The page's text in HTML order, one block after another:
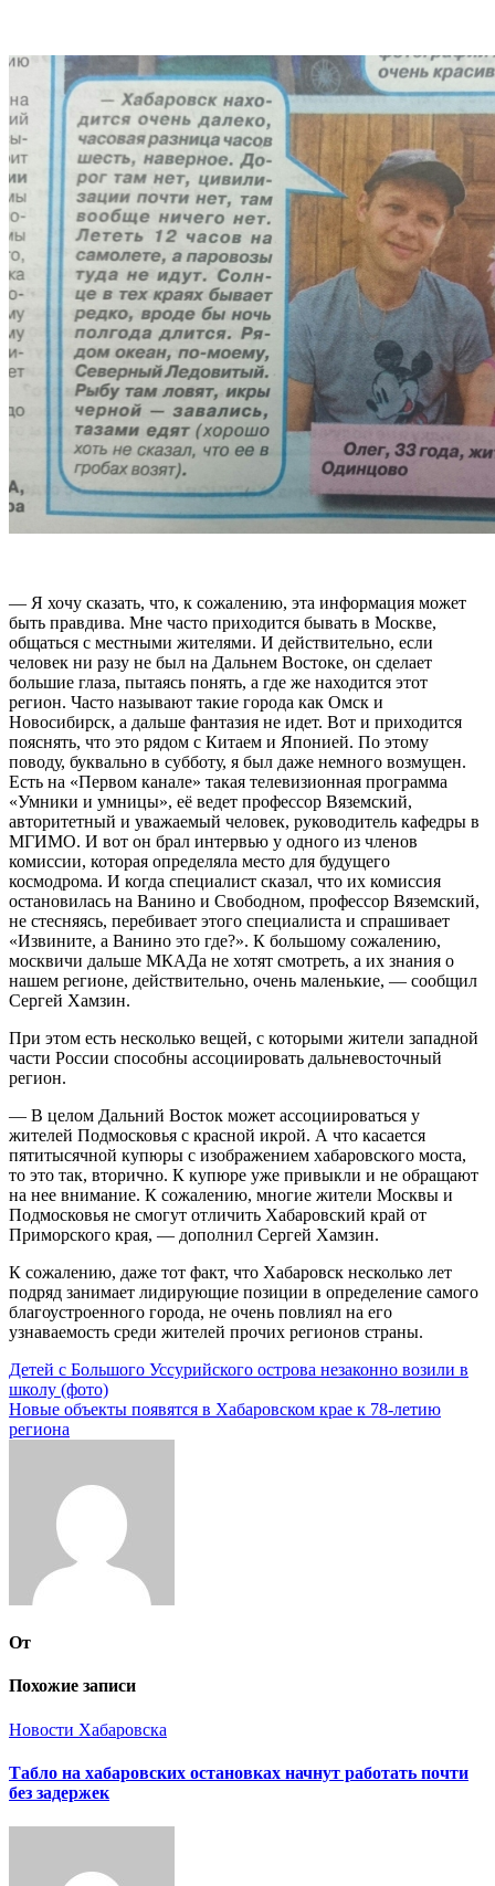
— Я хочу сказать, что, к сожалению, эта информация может
быть правдива. Мне часто приходится бывать в Москве,
общаться с местными жителями. И действительно, если
человек ни разу не был на Дальнем Востоке, он сделает
большие глаза, пытаясь понять, а где же находится этот
регион. Часто называют такие города как Омск и
Новосибирск, а дальше фантазия не идет. Вот и приходится
пояснять, что это рядом с Китаем и Японией. По этому
поводу, буквально в субботу, я был даже немного возмущен.
Есть на «Первом канале» такая телевизионная программа
«Умники и умницы», её ведет профессор Вяземский,
авторитетный и уважаемый человек, руководитель кафедры в
МГИМО. И вот он брал интервью у одного из членов
комиссии, которая определяла место для будущего
космодрома. И когда специалист сказал, что их комиссия
остановилась на Ванино и Свободном, профессор Вяземский,
не стесняясь, перебивает этого специалиста и спрашивает
«Извините, а Ванино это где?». К большому сожалению,
москвичи дальше МКАДа не хотят смотреть, а их знания о
нашем регионе, действительно, очень маленькие, — сообщил
Сергей Хамзин.
При этом есть несколько вещей, с которыми жители западной
части России способны ассоциировать дальневосточный
регион.
— В целом Дальний Восток может ассоциироваться у
жителей Подмосковья с красной икрой. А что касается
пятитысячной купюры с изображением хабаровского моста,
то это так, вторично. К купюре уже привыкли и не обращают
на нее внимание. К сожалению, многие жители Москвы и
Подмосковья не смогут отличить Хабаровский край от
Приморского края, — дополнил Сергей Хамзин.
К сожалению, даже тот факт, что Хабаровск несколько лет
подряд занимает лидирующие позиции в определение самого
благоустроенного города, не очень повлиял на его
узнаваемость среди жителей прочих регионов страны.
Навигация
по
записям
Детей с Большого Уссурийского острова незаконно возили в
школу (фото)
Новые объекты появятся в Хабаровском крае к 78-летию
региона
От
Похожие записи
Новости Хабаровска
Табло на хабаровских остановках начнут работать почти
без задержек